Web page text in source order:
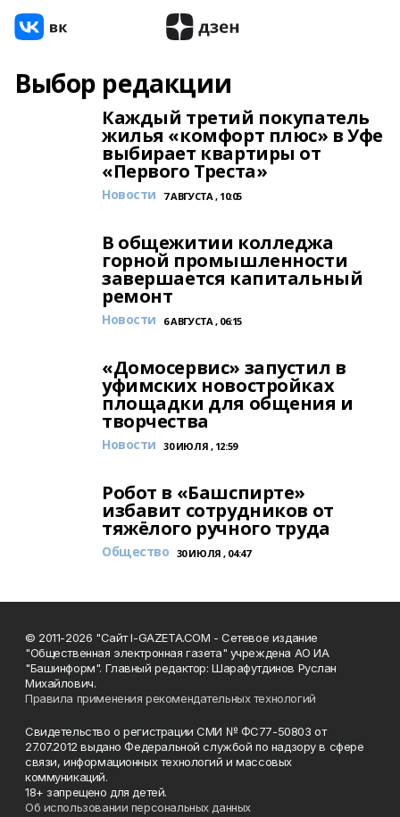
Выбор редакции
Каждый третий покупатель
жилья «комфорт плюс» в Уфе
выбирает квартиры от
«Первого Треста»
Новости 7 АВГУСТА , 10:05
В общежитии колледжа
горной промышленности
завершается капитальный
ремонт
Новости 6 АВГУСТА , 06:15
«Домосервис» запустил в
уфимских новостройках
площадки для общения и
творчества
Новости 30 ИЮЛЯ , 12:59
Робот в «Башспирте»
избавит сотрудников от
тяжёлого ручного труда
Общество 30 ИЮЛЯ , 04:47
© 2011-2026 "Сайт I-GAZETA.COM - Сетевое издание
"Общественная электронная газета" учреждена АО ИА
"Башинформ". Главный редактор: Шарафутдинов Руслан
Михайлович.
Правила применения рекомендательных технологий
Свидетельство о регистрации СМИ № ФС77-50803 от
27.07.2012 выдано Федеральной службой по надзору в сфере
связи, информационных технологий и массовых
коммуникаций.
18+ запрещено для детей.
Об использовании персональных данных